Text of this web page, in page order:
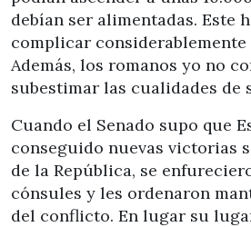
debían ser alimentadas. Este
complicar
Además, los romanos yo no
subestimar las cualidades de
Cuando el Senado supo que
conseguido nuevas victorias
de la República, se
cónsules y les ordenaron
del conflicto. En lugar su